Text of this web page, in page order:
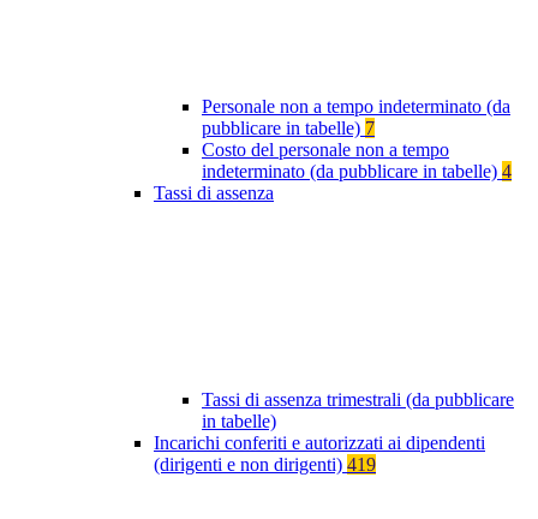
Personale non a tempo indeterminato (da
pubblicare in tabelle) 7
Costo del personale non a tempo
indeterminato (da pubblicare in tabelle) 4
Tassi di assenza
Tassi di assenza trimestrali (da pubblicare
in tabelle)
Incarichi conferiti e autorizzati ai dipendenti
(dirigenti e non dirigenti) 419